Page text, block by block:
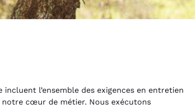
l’ensemble des exigences en entretien
notre cœur de métier. Nous exécutons